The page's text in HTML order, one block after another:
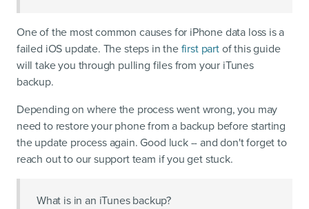
One of the most common causes for iPhone data loss is a
failed iOS update. The steps in the first partof this guide
will take you through pulling files from your iTunes
backup.
Depending on where the process went wrong, you may
need to restore your phone from a backup before starting
the update process again. Good luck -- and don't forget to
reach out to our support team if you get stuck.
What is in an iTunes backup?